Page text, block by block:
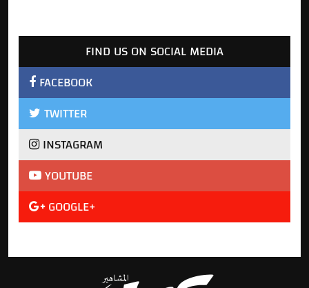
FIND US ON SOCIAL MEDIA
FACEBOOK
TWITTER
INSTAGRAM
YOUTUBE
GOOGLE+